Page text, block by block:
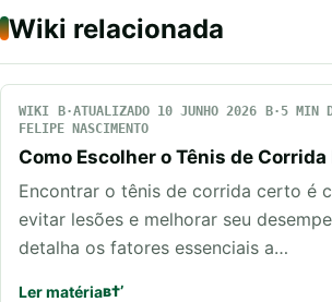
Wiki relacionada
WIKI ATUALIZADO 10 JUNHO 2026
5 MIN
FELIPE NASCIMENTO
Como Escolher o Tênis de Corrida
Encontrar o tênis de corrida certo é
evitar lesões e melhorar seu
detalha os fatores essenciais a…
Ler matéria